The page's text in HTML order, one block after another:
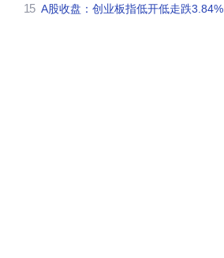
15 A股收盘：创业板指低开低走跌3.84%